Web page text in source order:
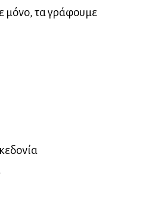
μόνο, τα γράφουμε